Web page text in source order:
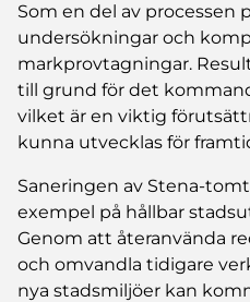
Som en del av processen
undersökningar och
markprovtagningar.
till grund för det
vilket är en viktig
kunna utvecklas för
Saneringen av Stena-
exempel på hållbar
Genom att återanvända
och omvandla tidigare
nya stadsmiljöer kan